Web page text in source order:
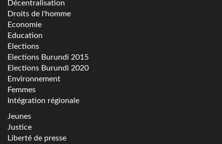
Décentralisation
Droits de l'homme
Economie
Education
Elections
Elections Burundi 2015
Elections Burundi 2020
Environnement
Femmes
Intégration régionale
Jeunes
Justice
Liberté de presse